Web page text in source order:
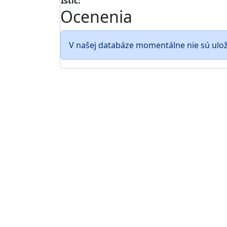
Ocenenia
V našej databáze momentálne nie sú